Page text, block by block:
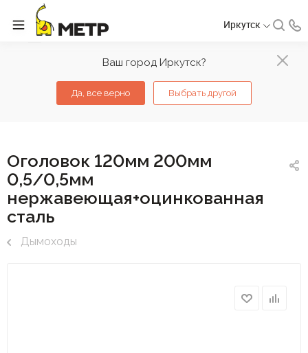
Ваш город Иркутск?
Да, все верно Выбрать другой
Иркутск
Оголовок 120мм 200мм
0,5/0,5мм
нержавеющая+оцинкованная
сталь
Дымоходы